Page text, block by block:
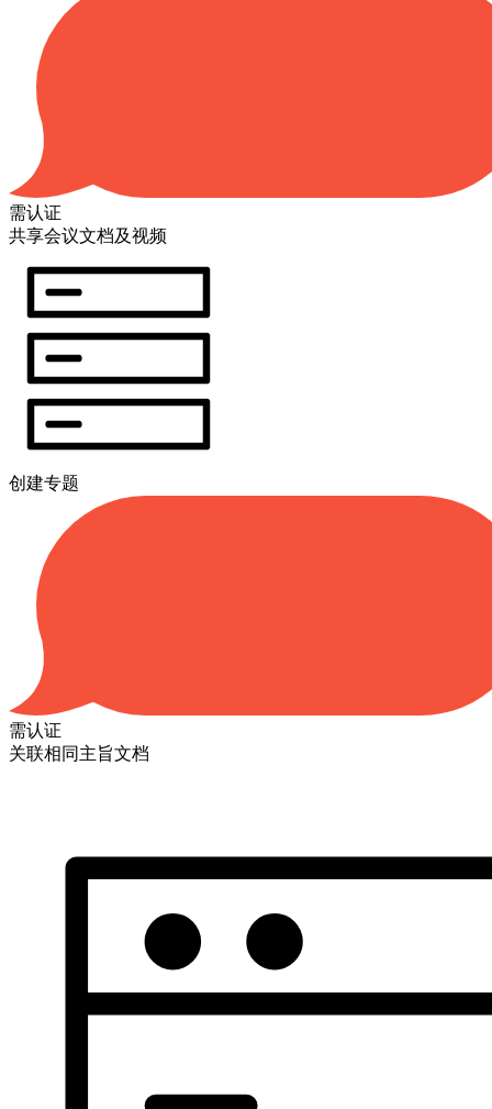
需认证
共享会议文档及视频
创建专题
需认证
关联相同主旨文档